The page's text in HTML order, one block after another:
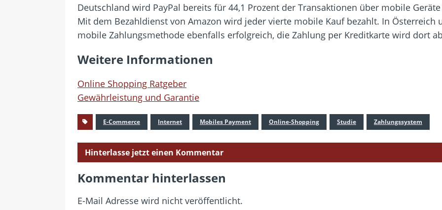
Deutschland wird PayPal bereits für 44,1 Prozent der Transaktionen über mobile
Mit dem Bezahldienst von Amazon wird jeder vierte mobile Kauf bezahlt. In Österreich
mobile Zahlungsmethode ebenfalls erfolgreich, die Zahlung per Kreditkarte wird dort
Weitere Informationen
Online Shopping Ratgeber
Gewährleistung und Garantie
E-Commerce Internet Mobiles Payment Online-Shopping Studie Zahlungssystem
Hinterlasse jetzt einen Kommentar
Kommentar hinterlassen
E-Mail Adresse wird nicht veröffentlicht.